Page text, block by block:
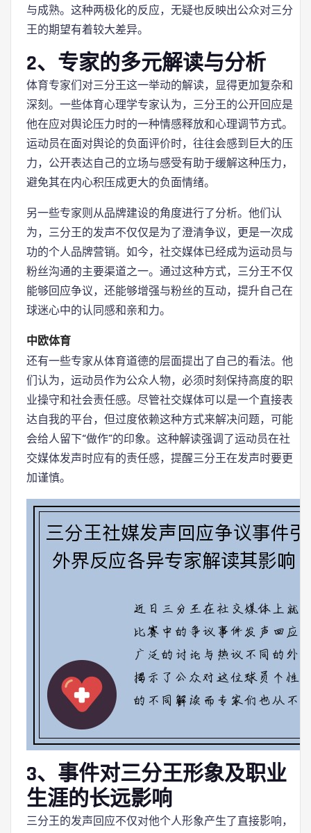
与成熟。这种两极化的反应，无疑也反映出公众对三分
王的期望有着较大差异。
2、专家的多元解读与分析
体育专家们对三分王这一举动的解读，显得更加复杂和
深刻。一些体育心理学专家认为，三分王的公开回应是
他在应对舆论压力时的一种情感释放和心理调节方式。
运动员在面对舆论的负面评价时，往往会感到巨大的压
力，公开表达自己的立场与感受有助于缓解这种压力，
避免其在内心积压成更大的负面情绪。
另一些专家则从品牌建设的角度进行了分析。他们认
为，三分王的发声不仅仅是为了澄清争议，更是一次成
功的个人品牌营销。如今，社交媒体已经成为运动员与
粉丝沟通的主要渠道之一。通过这种方式，三分王不仅
能够回应争议，还能够增强与粉丝的互动，提升自己在
球迷心中的认同感和亲和力。
中欧体育
还有一些专家从体育道德的层面提出了自己的看法。他
们认为，运动员作为公众人物，必须时刻保持高度的职
业操守和社会责任感。尽管社交媒体可以是一个直接表
达自我的平台，但过度依赖这种方式来解决问题，可能
会给人留下“做作”的印象。这种解读强调了运动员在社
交媒体发声时应有的责任感，提醒三分王在发声时要更
加谨慎。
3、事件对三分王形象及职业
生涯的长远影响
三分王的发声回应不仅对他个人形象产生了直接影响，